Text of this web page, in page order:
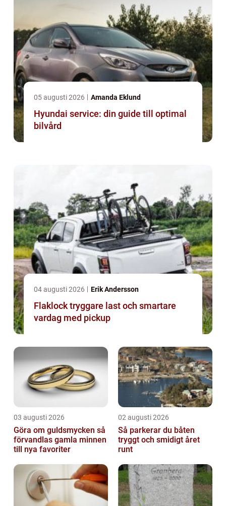
05 augusti 2026 Amanda Eklund
Hyundai service: din guide till optimal
bilvård
04 augusti 2026 Erik Andersson
Flaklock tryggare last och smartare
vardag med pickup
03 augusti 2026
Göra om guldsmycken så
förvandlas gamla minnen
till nya favoriter
02 augusti 2026
Så parkerar du båten
tryggt och smidigt året
runt